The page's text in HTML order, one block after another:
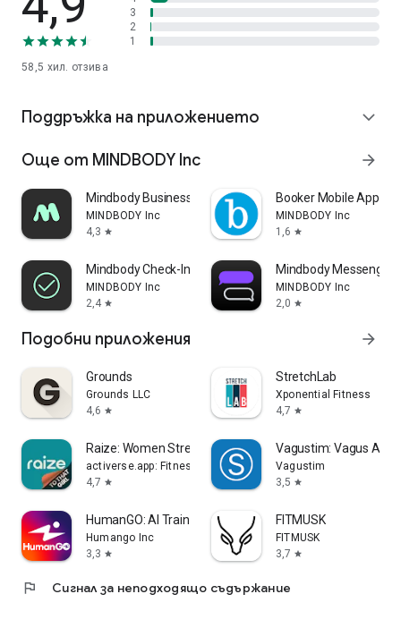
Потвърдени отзиви: Разберете какво казват хората за
услугите, преди да резервирате, с отзиви от потвърдени
* Продължителното използване на GPS, работещ във
батерията
58,5 хил. отзива
3
2
1
Поддръжка на приложението expand_more
Още от MINDBODY Inc arrow_forward
Mindbody Business
MINDBODY Inc
4,3 star
Booker Mobile App
MINDBODY Inc
1,6 star
Mindbody Check-In
MINDBODY Inc
2,4 star
Mindbody Messenger
MINDBODY Inc
2,0 star
Подобни приложения arrow_forward
Grounds
Grounds LLC
4,6 star
StretchLab
Xponential Fitness
4,7 star
Raize: Women Strength Workouts
activerse.app: Fitness, Nutrition, Home Workouts
4,7 star
Vagustim: Vagus
Vagustim
3,5 star
HumanGO: AI Training Planner
Humango Inc
3,3 star
FITMUSK
FITMUSK
3,7 star
flag Сигнал за неподходящо съдържание